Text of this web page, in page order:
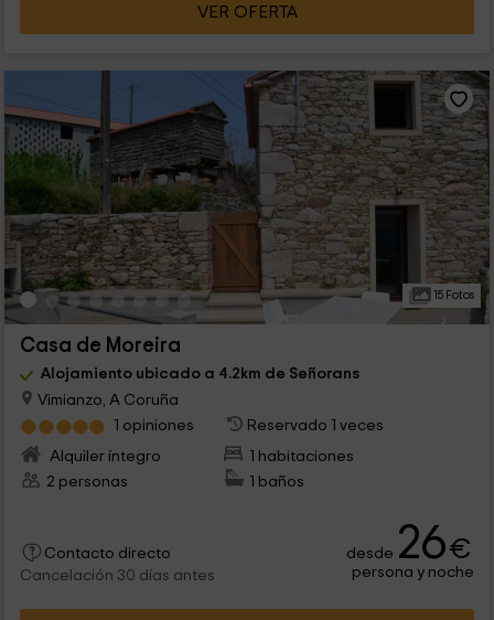
VER OFERTA
15 Fotos
Casa de Moreira
Alojamiento ubicado a 4.2km de Señorans
Vimianzo, A Coruña
1 opiniones
Reservado 1 veces
Alquiler íntegro
1 habitaciones
2 personas
1 baños
Contacto directo
Cancelación 30 días antes
desde 26€
persona y noche